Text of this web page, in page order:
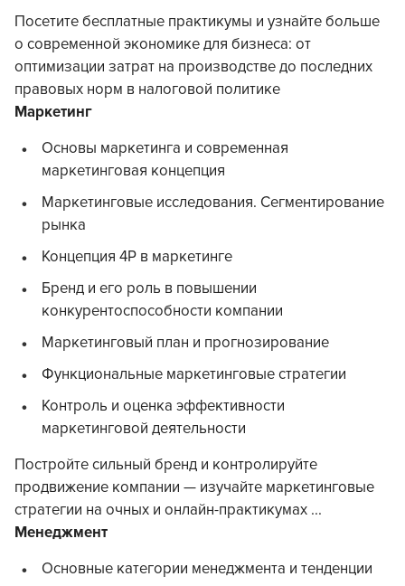
Посетите бесплатные практикумы и узнайте больше
о современной экономике для бизнеса: от
оптимизации затрат на производстве до последних
правовых норм в налоговой политике
Маркетинг
Основы маркетинга и современная
маркетинговая концепция
Маркетинговые исследования. Сегментирование
рынка
Концепция 4P в маркетинге
Бренд и его роль в повышении
конкурентоспособности компании
Маркетинговый план и прогнозирование
Функциональные маркетинговые стратегии
Контроль и оценка эффективности
маркетинговой деятельности
Постройте сильный бренд и контролируйте
продвижение компании — изучайте маркетинговые
стратегии на очных и онлайн-практикумах ...
Менеджмент
Основные категории менеджмента и тенденции